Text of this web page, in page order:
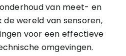
van meet- en
wereld van sensoren,
voor een effectieve
omgevingen.